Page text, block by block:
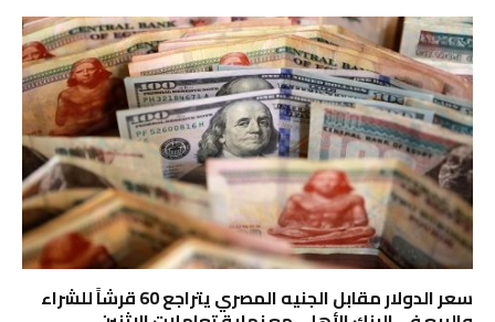
سعر الدولار مقابل الجنيه المصري يتراجع 60 قرشاً للشراء